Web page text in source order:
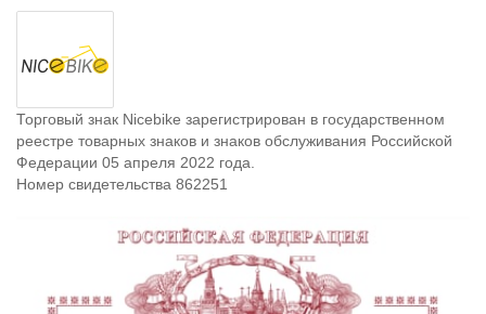
Торговый знак Nicebike зарегистрирован в государственном
реестре товарных знаков и знаков обслуживания Российской
Федерации 05 апреля 2022 года.
Номер свидетельства 862251